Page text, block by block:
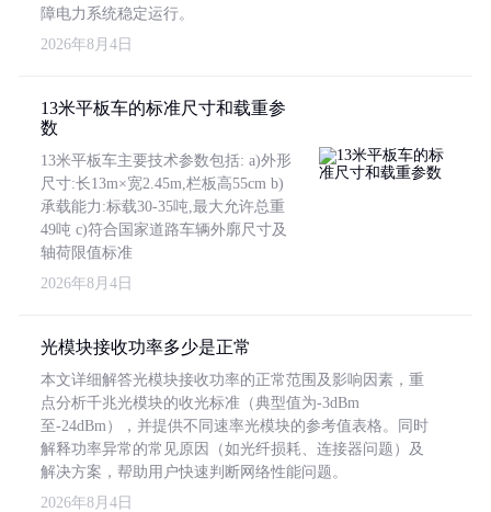
障电力系统稳定运行。
2026年8月4日
13米平板车的标准尺寸和载重参
数
13米平板车主要技术参数包括: a)外形
尺寸:长13m×宽2.45m,栏板高55cm b)
承载能力:标载30-35吨,最大允许总重
49吨 c)符合国家道路车辆外廓尺寸及
轴荷限值标准
2026年8月4日
光模块接收功率多少是正常
本文详细解答光模块接收功率的正常范围及影响因素，重
点分析千兆光模块的收光标准（典型值为-3dBm
至-24dBm），并提供不同速率光模块的参考值表格。同时
解释功率异常的常见原因（如光纤损耗、连接器问题）及
解决方案，帮助用户快速判断网络性能问题。
2026年8月4日